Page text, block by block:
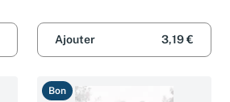
Ajouter 3,19 €
Bon